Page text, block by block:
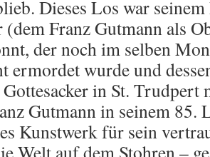
Dieses Los war
(dem Franz Gutmann als
der noch im selben
ermordet wurde und
in St. Trudpert
Gutmann in seinem 85.
Kunstwerk für sein
Welt auf dem Stohren –